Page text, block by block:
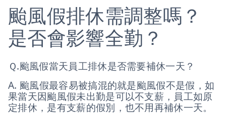
颱風假排休需調整嗎？
是否會影響全勤？
Ｑ.颱風假當天員工排休是否需要補休一天？
A. 颱風假最容易被搞混的就是颱風假不是假，如
果當天因颱風假未出勤是可以不支薪，員工如原
定排休，是有支薪的假別，也不用再補休一天。